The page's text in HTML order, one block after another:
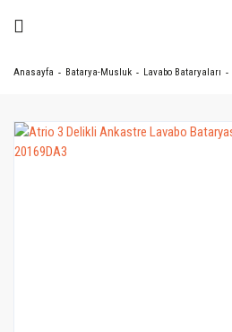
Anasayfa Batarya-Musluk Lavabo Bataryaları